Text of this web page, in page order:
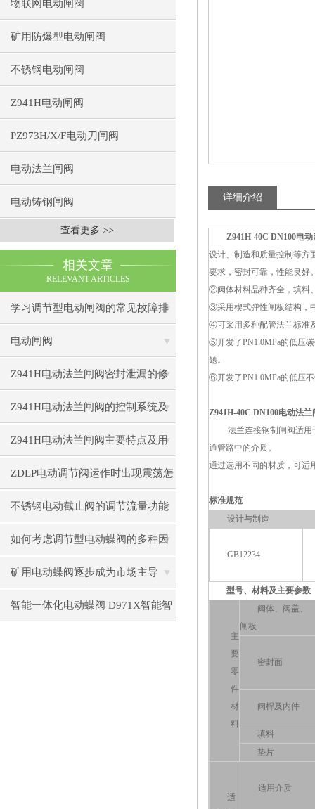
物联网电动闸阀
矿用防爆型电动闸阀
不锈钢电动闸阀
Z941H电动闸阀
PZ973H/X/F电动刀闸阀
电动法兰闸阀
电动铸钢闸阀
查看更多 >>
相关文章
RELEVANT ARTICLES
学习调节型电动闸阀的常见故障排
除方法
电动闸阀
Z941H电动法兰闸阀密封泄漏的修
复技巧与预防措施
Z941H电动法兰闸阀的控制系统及
智能化发展趋势
Z941H电动法兰闸阀主要特点及用
途解析
ZDLP电动调节阀运作时出现震荡怎
么办？
不锈钢电动截止阀的调节流量功能
解析
如何考虑调节型电动蝶阀的多种因
素
矿用电动蝶阀逐步成为市场主导
智能一体化电动蝶阀 D971X智能智
详细介绍
Z941H-40C DN100电
设计、制造和质量控制等方
要求，密封可靠，性能良好
②阀体材料品种齐全，填料
③采用楔式弹性闸板结构，
④可采用多种配管法兰标准
⑤开发了PN1.0MPa的低压
题。
⑥开发了PN1.0MPa的低压
Z941H-40C DN100电动法兰
法兰连接钢制闸阀适用于
通管路中的介质。
通过选用不同的材质，可适
标准规范
设计与制造
GB12234
型号、材料及主要参数
主
要
零
件
材
料
阀体、阀盖、
闸板
密封面
阀桿及内件
填料
垫片
适
适用介质